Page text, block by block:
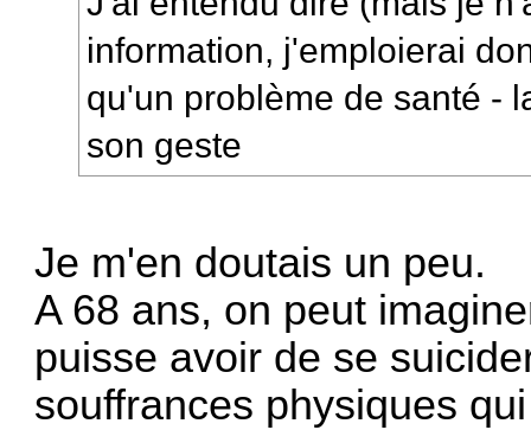
information, j'emploierai
qu'un problème de santé -
son geste
Je m'en doutais un peu.
A 68 ans, on peut
puisse avoir de se
souffrances physiques